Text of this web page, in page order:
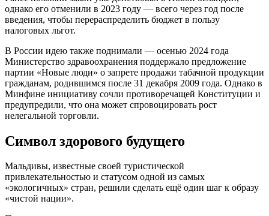
однако его отменили в 2023 году — всего через год после
введения, чтобы перераспределить бюджет в пользу
налоговых льгот.
В России идею также поднимали — осенью 2024 года
Министерство здравоохранения поддержало предложение
партии «Новые люди» о запрете продажи табачной продукции
гражданам, родившимся после 31 декабря 2009 года. Однако в
Минфине инициативу сочли противоречащей Конституции и
предупредили, что она может спровоцировать рост
нелегальной торговли.
Символ здорового будущего
Мальдивы, известные своей туристической
привлекательностью и статусом одной из самых
«экологичных» стран, решили сделать ещё один шаг к образу
«чистой нации».